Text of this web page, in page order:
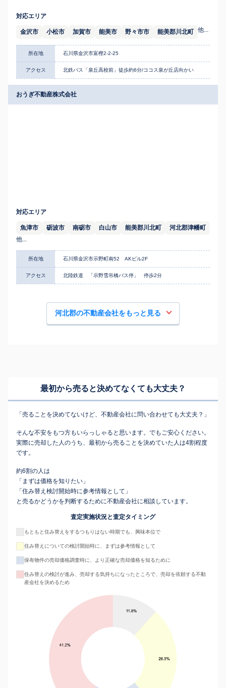
対応エリア
金沢市 小松市 加賀市 能美市 野々市市 能美郡川北町 他...
所在地 石川県金沢市富樫2-2-25
アクセス 北鉄バス「泉丘高校前」徒歩約6分/ココス泉が丘店向かい
おうぎ不動産株式会社
対応エリア
魚津市 砺波市 南砺市 白山市 能美郡川北町
河北郡津幡町
他...
所在地 石川県金沢市示野町南52 AKビル2F
アクセス 北陸鉄道 「示野雪吊橋バス停」 停歩2分
河北郡の不動産会社をもっと見る
最初から売ると決めてなくても大丈夫？
「売ることを決めてないけど、不動産会社に問い合わせても大丈夫？」
そんな不安をもつ方もいらっしゃると思います。でもご安心ください。
実際に売却した人のうち、最初から売ることを決めていた人は4割程度
です。
約6割の人は
「まずは価格を知りたい」
「住み替え検討開始時に参考情報として」
と売るかどうかを判断するために不動産会社に相談しています。
査定実施状況と査定タイミング
もともと住み替えをするつもりはない時期でも、興味本位で
住み替えについての検討開始時に、まずは参考情報として
保有物件の売却価格調査時に、より正確な売却価格を知るために
住み替えの検討が進み、売却する気持ちになったところで、売却を依頼する不動
産会社を決めるため